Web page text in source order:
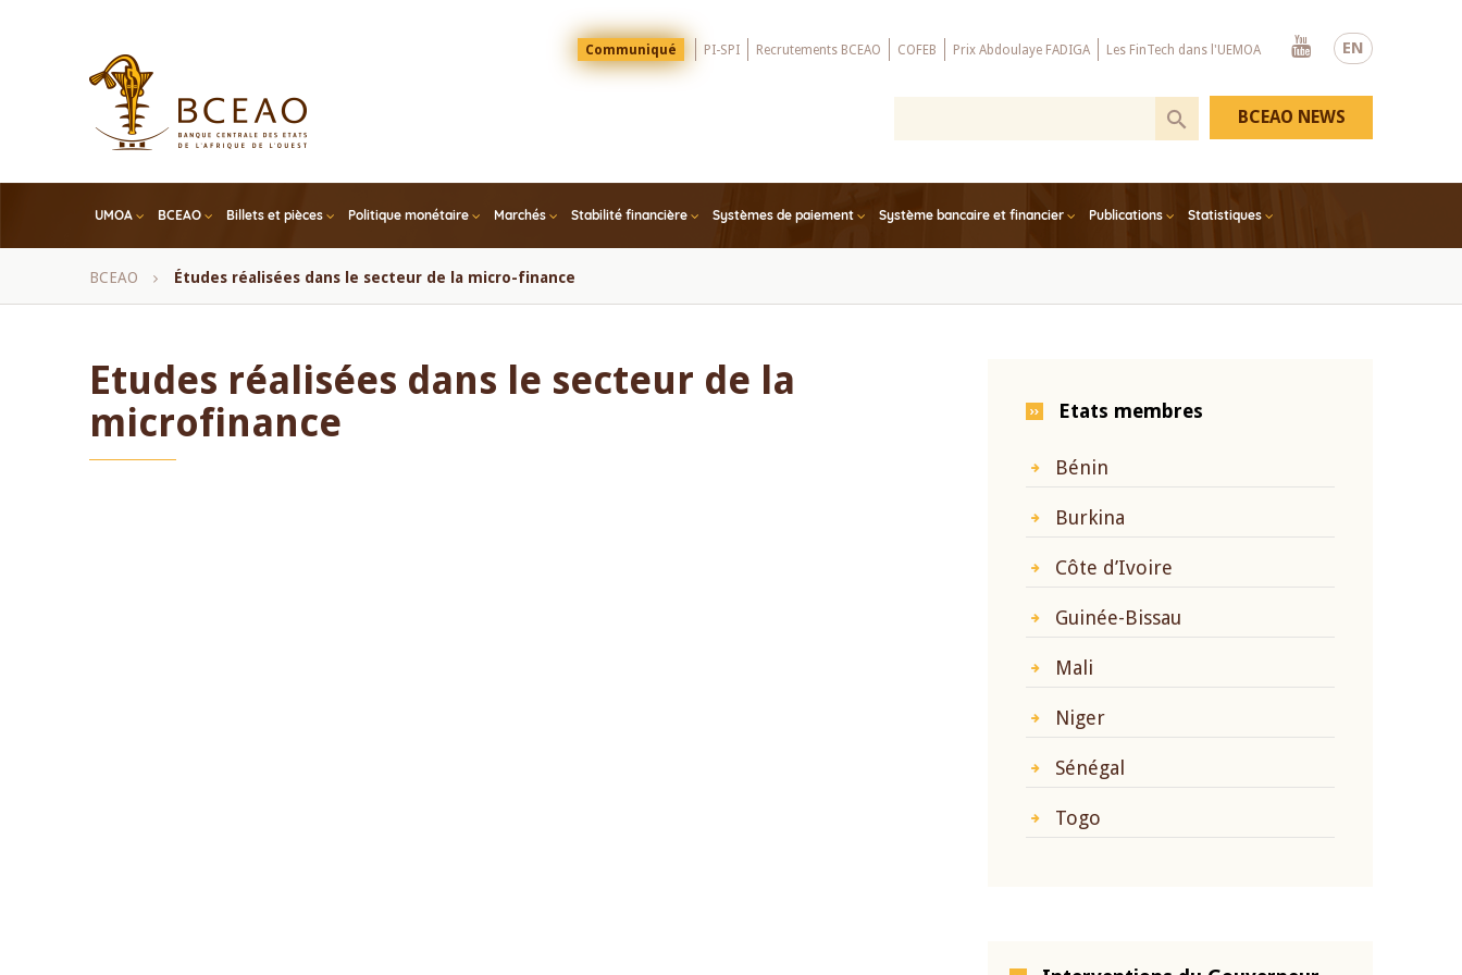
EN
Menu
Top
Communiqué PI-SPI Recrutements BCEAO COFEB Prix Abdoulaye FADIGA Les FinTech dans l'UEMOA
Youtube
UMOA BCEAO Billets et pièces Politique monétaire Marchés Stabilité financière Systèmes de paiement Système bancaire et financier Publications Statistiques
BCEAO NEWS
Fil
BCEAO Études réalisées dans le secteur de la micro-finance
Etudes réalisées dans le secteur de la
microfinance
Etats membres
Bénin
Burkina
Côte d’Ivoire
Guinée-Bissau
Mali
Niger
Sénégal
Togo